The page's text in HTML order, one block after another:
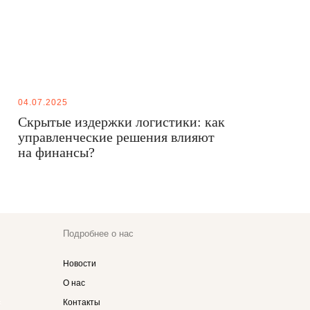
04.07.2025
Скрытые издержки логистики: как
управленческие решения влияют
на финансы?
О нас
Новости
Контакты
Подробнее о нас